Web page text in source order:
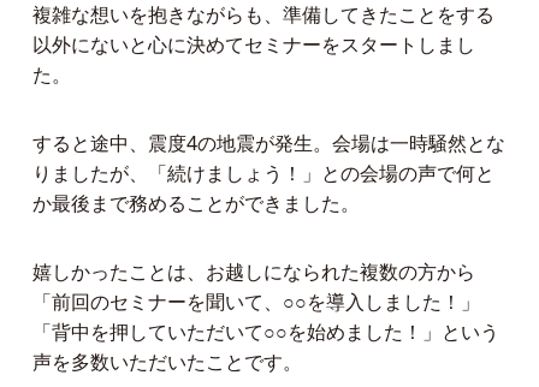
複雑な想いを抱きながらも、準備してきたことをする
以外にないと心に決めてセミナーをスタートしまし
た。
すると途中、震度4の地震が発生。会場は一時騒然とな
りましたが、「続けましょう！」との会場の声で何と
か最後まで務めることができました。
嬉しかったことは、お越しになられた複数の方から
「前回のセミナーを聞いて、○○を導入しました！」
「背中を押していただいて○○を始めました！」という
声を多数いただいたことです。